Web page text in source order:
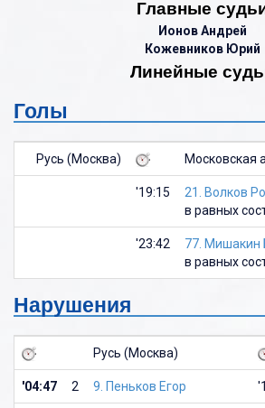
Главные
Ионов Андрей
Кожевников Юрий
Линейные
Голы
Русь (Москва) Московская
'19:15 21. Волков
в равных
'23:42 77. Мишакин
в равных
Нарушения
Русь (Москва)
'04:47 2 9. Пеньков Егор